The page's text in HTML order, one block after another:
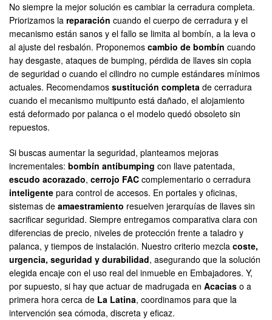
No siempre la mejor solución es cambiar la cerradura completa.
Priorizamos la reparación cuando el cuerpo de cerradura y el
mecanismo están sanos y el fallo se limita al bombín, a la leva o
al ajuste del resbalón. Proponemos cambio de bombín cuando
hay desgaste, ataques de bumping, pérdida de llaves sin copia
de seguridad o cuando el cilindro no cumple estándares mínimos
actuales. Recomendamos sustitución completa de cerradura
cuando el mecanismo multipunto está dañado, el alojamiento
está deformado por palanca o el modelo quedó obsoleto sin
repuestos.
Si buscas aumentar la seguridad, planteamos mejoras
incrementales: bombín antibumping con llave patentada,
escudo acorazado, cerrojo FAC complementario o cerradura
inteligente para control de accesos. En portales y oficinas,
sistemas de amaestramiento resuelven jerarquías de llaves sin
sacrificar seguridad. Siempre entregamos comparativa clara con
diferencias de precio, niveles de protección frente a taladro y
palanca, y tiempos de instalación. Nuestro criterio mezcla coste,
urgencia, seguridad y durabilidad, asegurando que la solución
elegida encaje con el uso real del inmueble en Embajadores. Y,
por supuesto, si hay que actuar de madrugada en Acacias o a
primera hora cerca de La Latina, coordinamos para que la
intervención sea cómoda, discreta y eficaz.